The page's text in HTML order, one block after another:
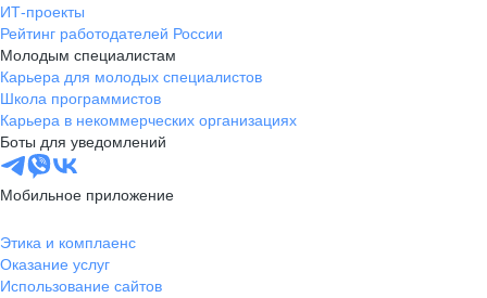
ИТ-проекты
Рейтинг работодателей России
Молодым специалистам
Карьера для молодых специалистов
Школа программистов
Карьера в некоммерческих организациях
Боты для уведомлений
Мобильное приложение
Этика и комплаенс
Оказание услуг
Использование сайтов